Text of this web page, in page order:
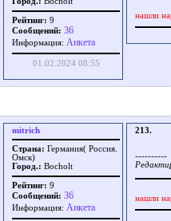
Рейтинг: 9
Сообщений: 36
Информация: Aнкета
01.02.2024 08:55
нашли
mitrich
Страна: Германия( Россия.
Омск)
Город.: Bocholt
Рейтинг: 9
Сообщений: 36
Информация: Aнкета
213.
----------
нашли